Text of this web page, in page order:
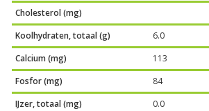
Cholesterol (mg)
Koolhydraten, totaal (g)
6.0
Calcium (mg)
113
Fosfor (mg)
84
IJzer, totaal (mg)
0.0